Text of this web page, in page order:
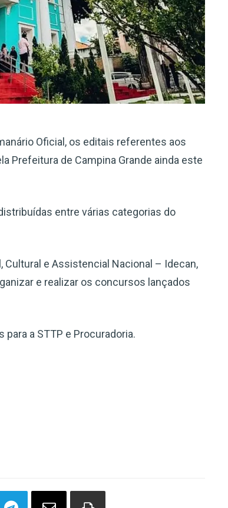
Oficial, os editais referentes aos
Prefeitura de Campina Grande ainda este
entre várias categorias do
e Assistencial Nacional – Idecan,
e realizar os concursos lançados
a STTP e Procuradoria.